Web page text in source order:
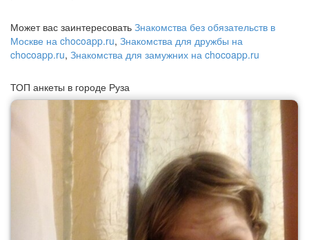
Может вас заинтересовать Знакомства без обязательств в
Москве на chocoapp.ru, Знакомства для дружбы на
chocoapp.ru, Знакомства для замужних на chocoapp.ru
ТОП анкеты в городе Руза